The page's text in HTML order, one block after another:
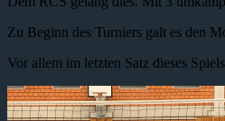
Zu Beginn des Turniers galt es den
Vor allem im letzten Satz dieses